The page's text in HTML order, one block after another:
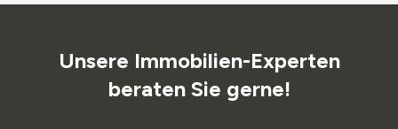
Unsere Immobilien-Experten
beraten Sie gerne!